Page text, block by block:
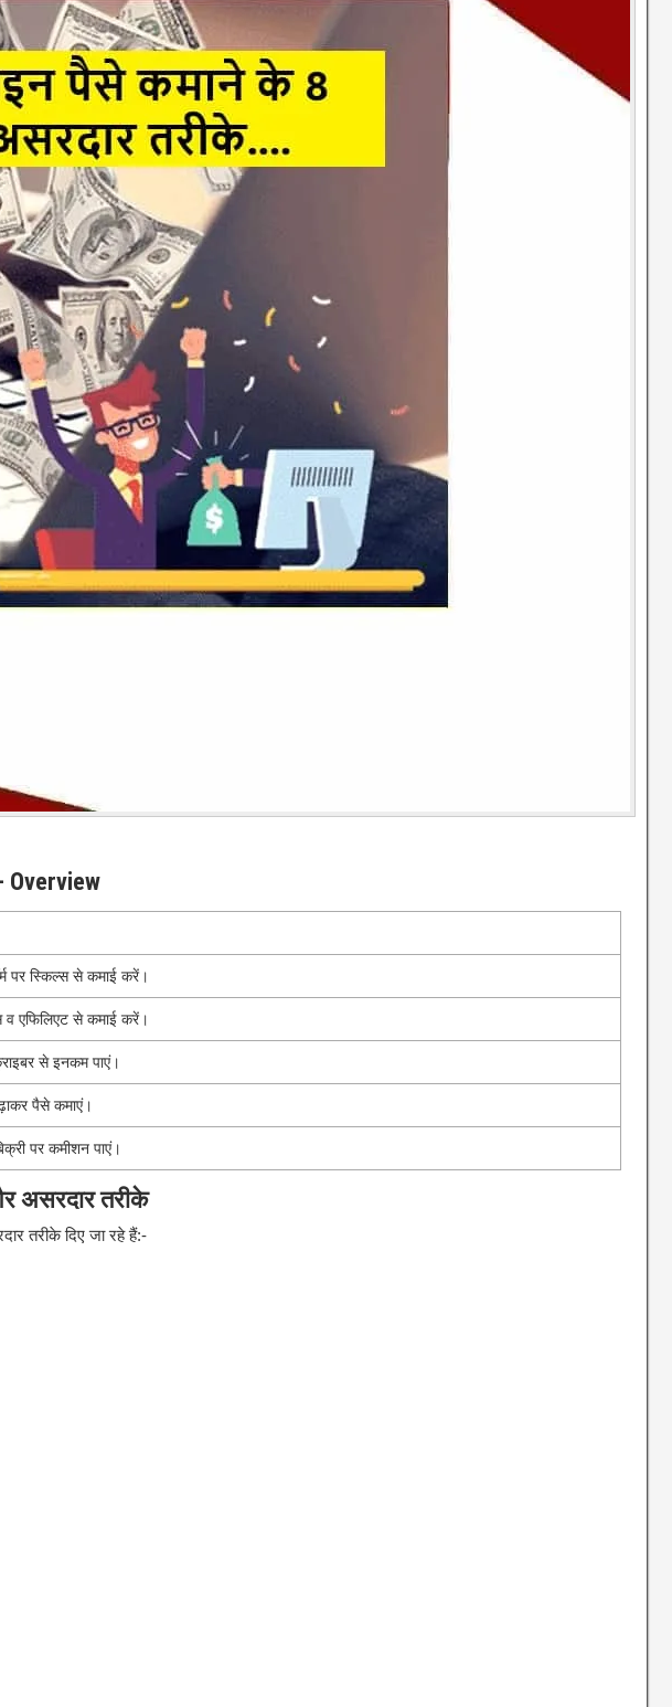
Overview
पर स्किल्स से कमाई करें।
एफिलिएट से कमाई करें।
से इनकम पाएं।
पैसे कमाएं।
पर कमीशन पाएं।
असरदार तरीके
तरीके दिए जा रहे हैं:-